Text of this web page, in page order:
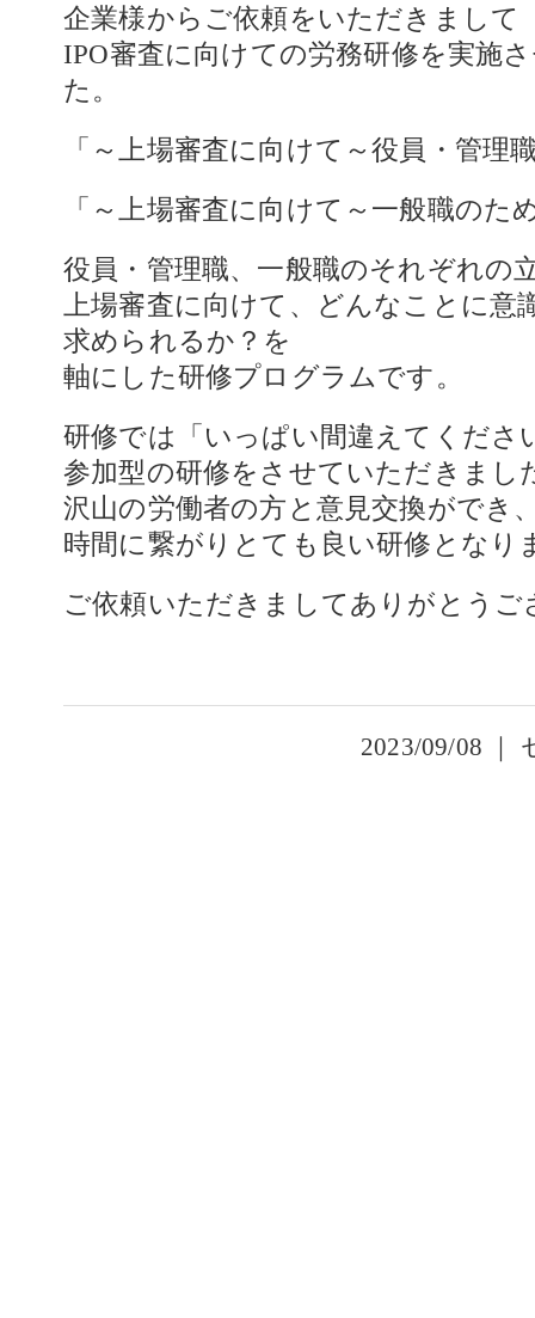
企業様からご依頼をいただきまして
IPO審査に向けての労務研修を実施
た。
「～上場審査に向けて～役員・管理
「～上場審査に向けて～一般職のた
役員・管理職、一般職のそれぞれの
上場審査に向けて、どんなことに
求められるか？を
軸にした研修プログラムです。
研修では「いっぱい間違えてくださ
参加型の研修をさせていただきまし
沢山の労働者の方と意見交換ができ
時間に繋がりとても良い研修となり
ご依頼いただきましてありがとうご
2023/09/08 ｜